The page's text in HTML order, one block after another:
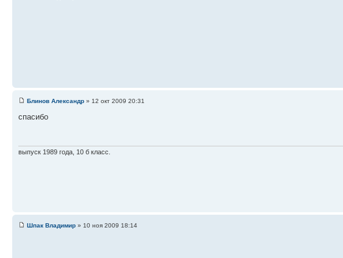
Блинов Александр » 12 окт 2009 20:31
спасибо
выпуск 1989 года, 10 б класс.
Шпак Владимир » 10 ноя 2009 18:14